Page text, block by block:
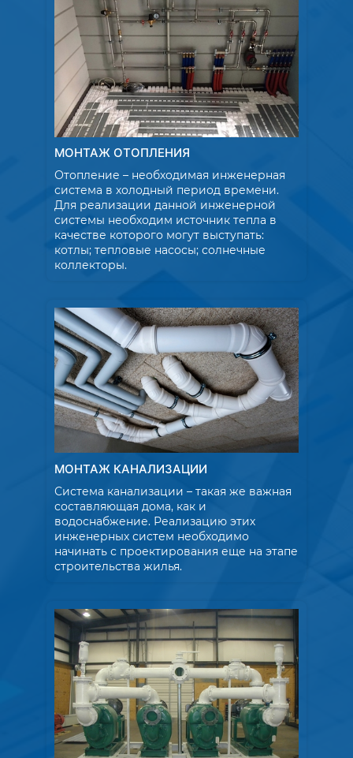
МОНТАЖ ОТОПЛЕНИЯ
Отопление – необходимая инженерная
система в холодный период времени.
Для реализации данной инженерной
системы необходим источник тепла в
качестве которого могут выступать:
котлы; тепловые насосы; солнечные
коллекторы.
МОНТАЖ КАНАЛИЗАЦИИ
Система канализации – такая же важная
составляющая дома, как и
водоснабжение. Реализацию этих
инженерных систем необходимо
начинать с проектирования еще на этапе
строительства жилья.